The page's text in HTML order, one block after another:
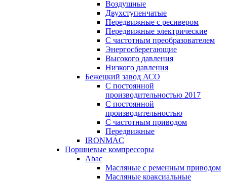
Воздушные
Двухступенчатые
Передвижные с ресивером
Передвижные электрические
С частотным преобразователем
Энергосберегающие
Высокого давления
Низкого давления
Бежецкий завод АСО
C постоянной
производительностью 2017
C постоянной
производительностью
С частотным приводом
Передвижные
IRONMAC
Поршневые компрессоры
Abac
Масляные с ременным приводом
Маcляные коаксиальные